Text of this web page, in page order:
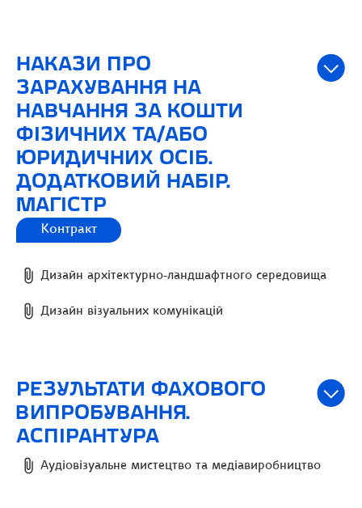
НАКАЗИ ПРО
ЗАРАХУВАННЯ НА
НАВЧАННЯ ЗА КОШТИ
ФІЗИЧНИХ ТА/АБО
ЮРИДИЧНИХ ОСІБ.
ДОДАТКОВИЙ НАБІР.
МАГІСТР
Контракт
Дизайн архітектурно-ландшафтного середовища
Дизайн візуальних комунікацій
РЕЗУЛЬТАТИ ФАХОВОГО
ВИПРОБУВАННЯ.
АСПІРАНТУРА
Аудіовізуальне мистецтво та медіавиробництво